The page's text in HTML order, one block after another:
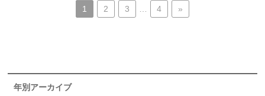
1 2 3 4 »
年別アーカイブ